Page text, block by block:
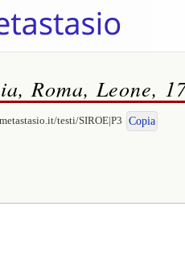
Roma, Leone,
testi/SIROE|P3 Copia